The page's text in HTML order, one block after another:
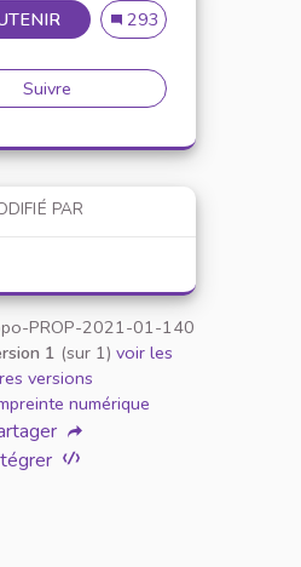
MISE EN PLACE DE
Mise en place de
293
Suivre Mise en place de référents
PAR
PROP-2021-01-140
1 (sur 1) voir les
versions
numérique